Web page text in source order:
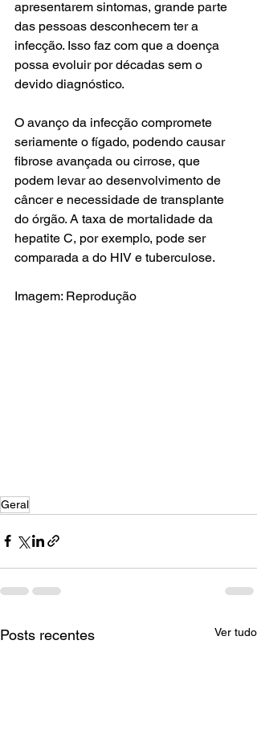
apresentarem sintomas, grande parte
das pessoas desconhecem ter a
infecção. Isso faz com que a doença
possa evoluir por décadas sem o
devido diagnóstico.
O avanço da infecção compromete
seriamente o fígado, podendo causar
fibrose avançada ou cirrose, que
podem levar ao desenvolvimento de
câncer e necessidade de transplante
do órgão. A taxa de mortalidade da
hepatite C, por exemplo, pode ser
comparada a do HIV e tuberculose.
Imagem: Reprodução
Geral
Posts recentes Ver tudo